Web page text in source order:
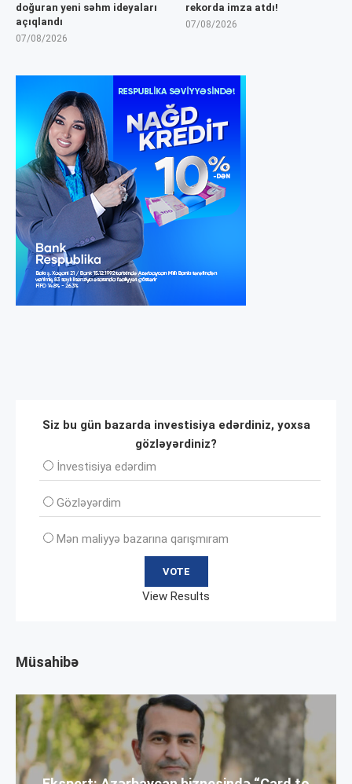
doğuran yeni səhm ideyaları
açıqlandı
07/08/2026
rekorda imza atdı!
07/08/2026
Siz bu gün bazarda investisiya edərdiniz, yoxsa
gözləyərdiniz?
İnvеstisiya edərdim
Gözləyərdim
Mən maliyyə bazarına qarışmıram
View Results
Müsahibə